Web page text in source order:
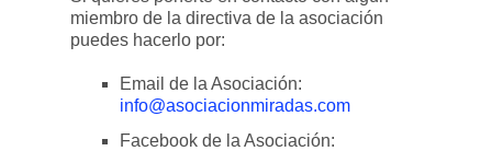
miembro de la directiva de la asociación
puedes hacerlo por:
Email de la Asociación:
info@asociacionmiradas.com
Facebook de la Asociación: